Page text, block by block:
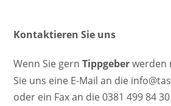
Kontaktieren Sie uns
Wenn Sie gernTippgeberwerden
Sie uns eine E-Mail an die
oder ein Fax an die 0381 499 84